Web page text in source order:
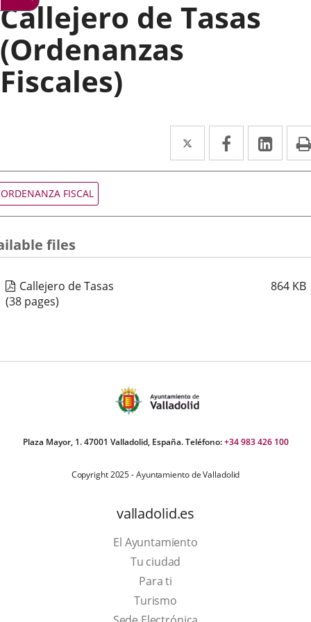
Callejero de Tasas
(Ordenanzas
Fiscales)
Twitter
Enlace
a
Facebook
Enlace
a
a
ORDENANZA FISCAL
files
Callejero de Tasas 864 KB
(38 pages)
Plaza Mayor, 1. 47001 Valladolid, España. Teléfono:+34 983 426 100
Copyright 2025 - Ayuntamiento de Valladolid
valladolid.es
El Ayuntamiento
Tu ciudad
Para ti
TurismoThis